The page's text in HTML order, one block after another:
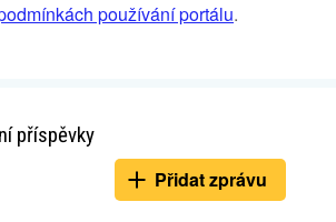
používání portálu.
příspěvky
Přidat zprávu